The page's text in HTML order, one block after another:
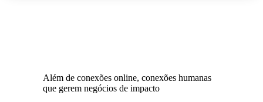
Além de conexões online, conexões humanas
que gerem negócios de impacto